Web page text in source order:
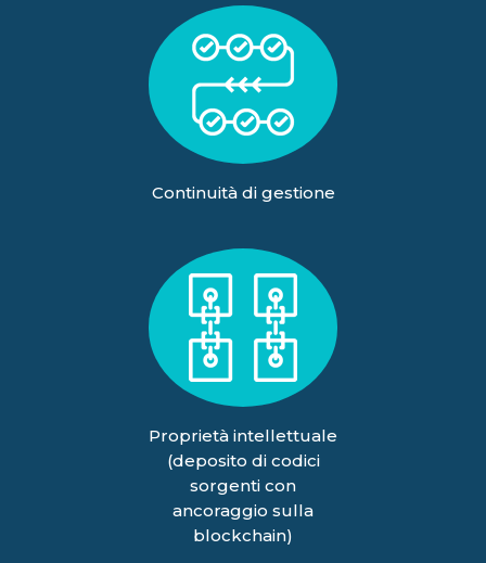
Continuità di gestione
Proprietà intellettuale
(deposito di codici
sorgenti con
ancoraggio sulla
blockchain)